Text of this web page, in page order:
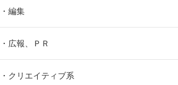
・編集
・広報、ＰＲ
・クリエイティブ系